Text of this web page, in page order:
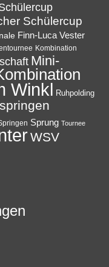
Schülercup
Finn-Luca Vester
Kombination
Mini-
Winkl Ruhpolding
Sprung Tournee
WSV